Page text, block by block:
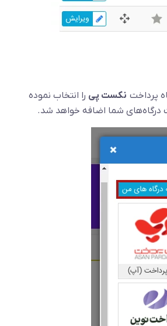
پرداخت نکست پی را انتخاب نموده
درگاه‌های شما اضافه خواهد شد.